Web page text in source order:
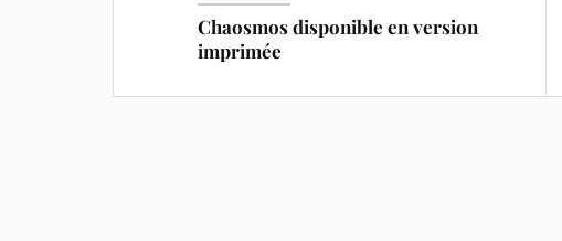
Chaosmos disponible en version
imprimée